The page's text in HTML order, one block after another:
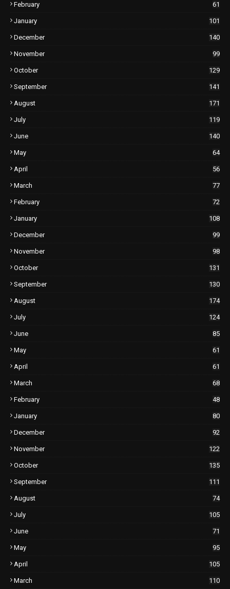
February 61
January 101
December 140
November 99
October 129
September 141
August 171
July 119
June 140
May 64
April 56
March 77
February 72
January 108
December 99
November 98
October 131
September 130
August 174
July 124
June 85
May 61
April 61
March 68
February 48
January 80
December 92
November 122
October 135
September 111
August 74
July 105
June 71
May 95
April 105
March 110